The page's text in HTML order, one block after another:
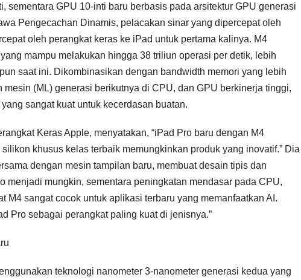
sementara GPU 10-inti baru berbasis pada arsitektur GPU generasi
Pengecachan Dinamis, pelacakan sinar yang dipercepat oleh
oleh perangkat keras ke iPad untuk pertama kalinya. M4
mampu melakukan hingga 38 triliun operasi per detik, lebih
saat ini. Dikombinasikan dengan bandwidth memori yang lebih
(ML) generasi berikutnya di CPU, dan GPU berkinerja tinggi,
sangat kuat untuk kecerdasan buatan.
Keras Apple, menyatakan, “iPad Pro baru dengan M4
khusus kelas terbaik memungkinkan produk yang inovatif.” Dia
dengan mesin tampilan baru, membuat desain tipis dan
menjadi mungkin, sementara peningkatan mendasar pada CPU,
M4 sangat cocok untuk aplikasi terbaru yang memanfaatkan AI.
Pro sebagai perangkat paling kuat di jenisnya.”
teknologi nanometer 3-nanometer generasi kedua yang